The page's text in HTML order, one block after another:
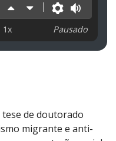
Aumentar
velocidade
Diminuir
velocidade
1x Pausado
de doutorado
migrante e anti-